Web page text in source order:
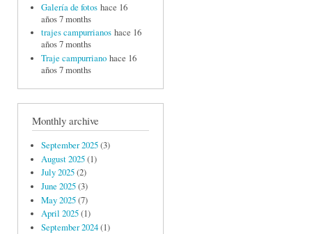
Galería de fotos hace 16
años 7 months
trajes campurrianos hace 16
años 7 months
Traje campurriano hace 16
años 7 months
Monthly archive
September 2025(3)
August 2025(1)
July 2025(2)
June 2025(3)
May 2025(7)
April 2025(1)
September 2024(1)